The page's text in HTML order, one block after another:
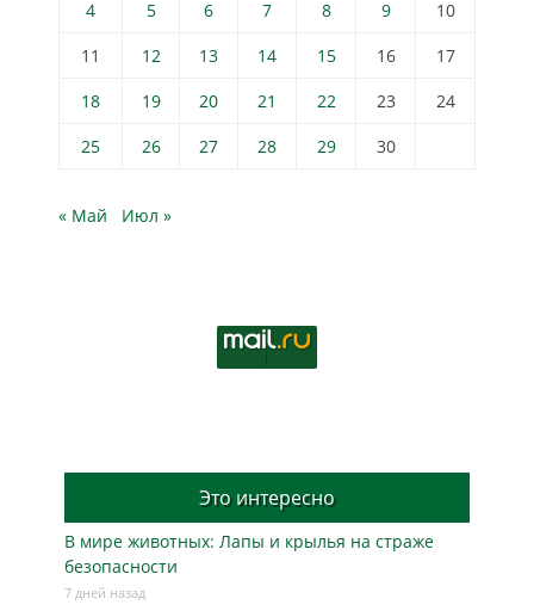
4
5 6 7 8 9
10
11
12 13 14 15 16
17
18
19 20 21 22 23
24
25
26 27 28 29 30
« Май Июл »
Это интересно
В мире животных: Лапы и крылья на страже
безопасности
7 дней назад